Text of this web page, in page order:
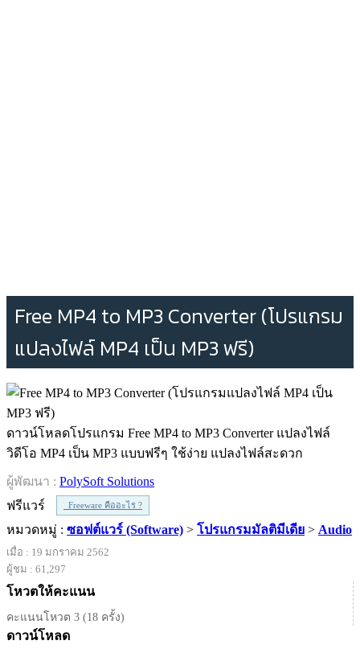
Free MP4 to MP3 Converter (โปรแกรม
แปลงไฟล์ MP4 เป็น MP3 ฟรี)
ดาวน์โหลดโปรแกรม Free MP4 to MP3 Converter แปลงไฟล์
วิดีโอ MP4 เป็น MP3 แบบฟรีๆ ใช้ง่าย แปลงไฟล์สะดวก
ผู้พัฒนา : PolySoft Solutions
ฟรีแวร์
Freeware คืออะไร ?
หมวดหมู่ : ซอฟต์แวร์ (Software) > โปรแกรมมัลติมีเดีย > Audio
เมื่อ : 19 มกราคม 2562
ผู้ชม : 61,297
โหวตให้คะแนน
คะแนนโหวต 3 (18 ครั้ง)
ดาวน์โหลด